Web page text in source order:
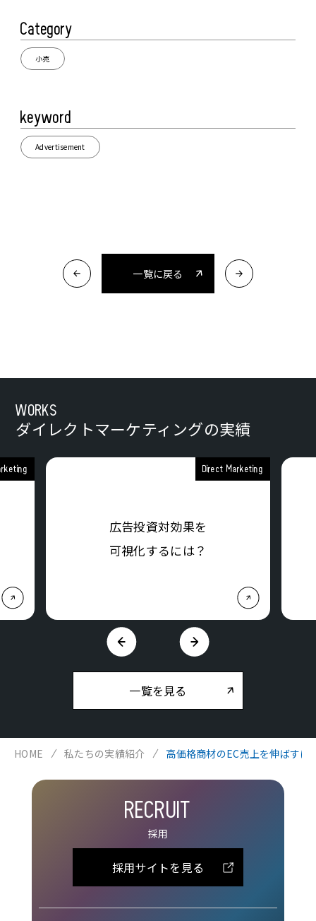
Category
小売
keyword
Advertisement
一覧に戻る
WORKS
ダイレクトマーケティングの実績
Direct Marketing
広告投資対効果を
可視化するには？
一覧を見る
HOME 私たちの実績紹介 高価格商材のEC売上を伸ばすに
RECRUIT
採用
採用サイトを見る